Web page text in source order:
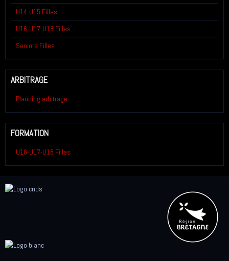
U14-U15 Filles
U16-U17-U18 Filles
Seniors Filles
ARBITRAGE
Planning arbitrage
FORMATION
U16-U17-U18 Filles